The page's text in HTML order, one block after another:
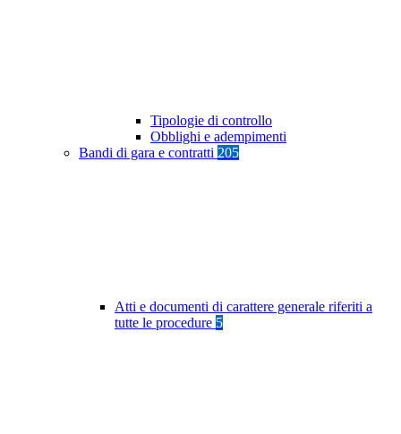
Tipologie di controllo
Obblighi e adempimenti
Bandi di gara e contratti 205
Atti e documenti di carattere generale riferiti a
tutte le procedure 5